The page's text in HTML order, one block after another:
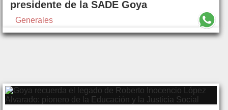
presidente de la SADE Goya
Generales